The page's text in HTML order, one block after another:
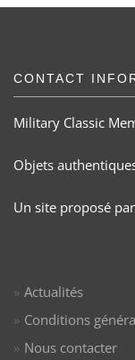
CONTACT
Military Classic
Objets
Un site proposé par
Actualités
Conditions
Nous contacter